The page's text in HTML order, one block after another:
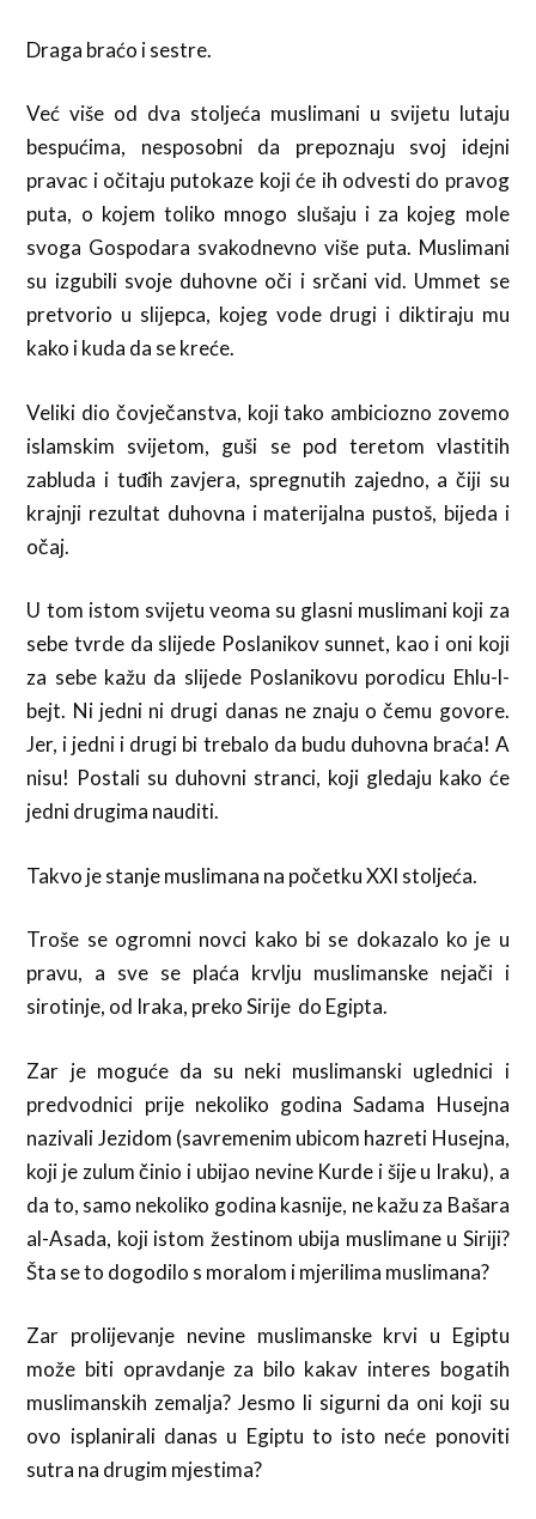
Draga braćo i sestre.
Već više od dva stoljeća muslimani u svijetu lutaju
bespućima, nesposobni da prepoznaju svoj idejni
pravac i očitaju putokaze koji će ih odvesti do pravog
puta, o kojem toliko mnogo slušaju i za kojeg mole
svoga Gospodara svakodnevno više puta. Muslimani
su izgubili svoje duhovne oči i srčani vid. Ummet se
pretvorio u slijepca, kojeg vode drugi i diktiraju mu
kako i kuda da se kreće.
Veliki dio čovječanstva, koji tako ambiciozno zovemo
islamskim svijetom, guši se pod teretom vlastitih
zabluda i tuđih zavjera, spregnutih zajedno, a čiji su
krajnji rezultat duhovna i materijalna pustoš, bijeda i
očaj.
U tom istom svijetu veoma su glasni muslimani koji za
sebe tvrde da slijede Poslanikov sunnet, kao i oni koji
za sebe kažu da slijede Poslanikovu porodicu Ehlu-l-
bejt. Ni jedni ni drugi danas ne znaju o čemu govore.
Jer, i jedni i drugi bi trebalo da budu duhovna braća! A
nisu! Postali su duhovni stranci, koji gledaju kako će
jedni drugima nauditi.
Takvo je stanje muslimana na početku XXI stoljeća.
Troše se ogromni novci kako bi se dokazalo ko je u
pravu, a sve se plaća krvlju muslimanske nejači i
sirotinje, od Iraka, preko Sirije do Egipta.
Zar je moguće da su neki muslimanski uglednici i
predvodnici prije nekoliko godina Sadama Husejna
nazivali Jezidom (savremenim ubicom hazreti Husejna,
koji je zulum činio i ubijao nevine Kurde i šije u Iraku), a
da to, samo nekoliko godina kasnije, ne kažu za Bašara
al-Asada, koji istom žestinom ubija muslimane u Siriji?
Šta se to dogodilo s moralom i mjerilima muslimana?
Zar prolijevanje nevine muslimanske krvi u Egiptu
može biti opravdanje za bilo kakav interes bogatih
muslimanskih zemalja? Jesmo li sigurni da oni koji su
ovo isplanirali danas u Egiptu to isto neće ponoviti
sutra na drugim mjestima?